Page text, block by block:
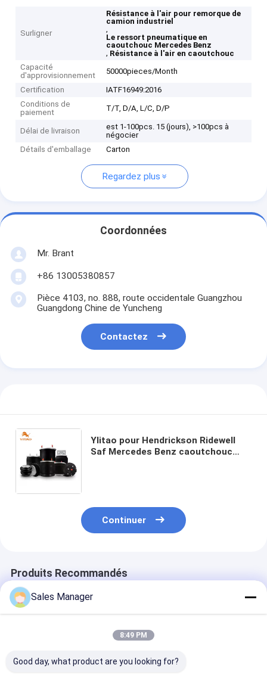
Surligner
Résistance à l'air pour remorque de
camion industriel
,
Le ressort pneumatique en
caoutchouc Mercedes Benz
, Résistance à l'air en caoutchouc
Capacité
d'approvisionnement
50000pieces/Month
Certification
IATF16949:2016
Conditions de
paiement
T/T, D/A, L/C, D/P
Délai de livraison
est 1-100pcs. 15 (jours), >100pcs à
négocier
Détails d'emballage
Carton
Regardez plus
Coordonnées
Mr. Brant
+86 13005380857
Pièce 4103, no. 888, route occidentale Guangzhou
Guangdong Chine de Yuncheng
Contactez
YIitao pour Hendrickson Ridewell
Saf Mercedes Benz caoutchouc
Continuer
Produits Recommandés
Sales Manager
8:49 PM
Good day, what product are you looking for?